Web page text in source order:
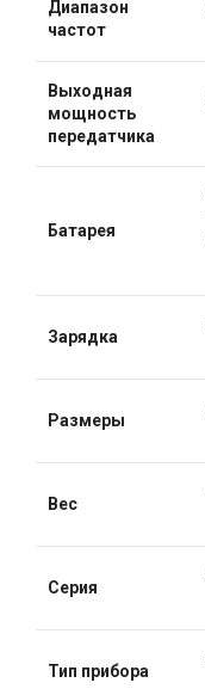
Диапазон
частот
Выходная
мощность
передатчика
Батарея
Зарядка
Размеры
Вес
Серия
Тип прибора